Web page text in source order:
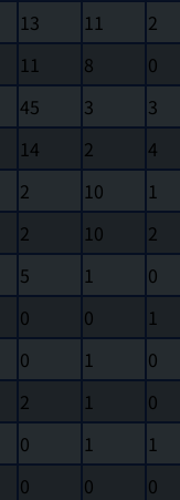
13 11
2
11 8
0
45 3
3
14 2
4
2 10
1
2 10
2
5 1
0
0 0
1
0 1
0
2 1
0
0 1
1
0 0
0